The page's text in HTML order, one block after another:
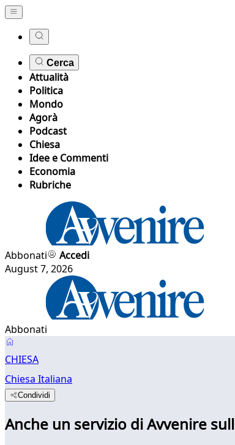
Cerca
Attualità
Politica
Mondo
Agorà
Podcast
Chiesa
Idee e Commenti
Economia
Rubriche
Abbonati
Accedi
August 7, 2026
Abbonati
CHIESA
Chiesa Italiana
Condividi
Anche un servizio di Avvenire